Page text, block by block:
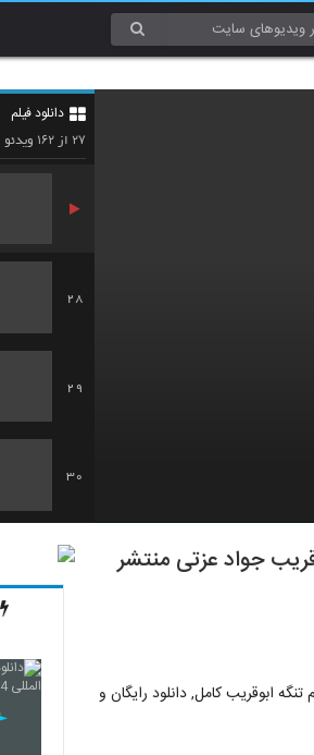
دانلود فیلم
۲۷ از ۱۶۲ ویدئو
26
28
29
30
31
جواد عزتی منتشر
تنگه ابوقریب کامل, دانلود رایگان و